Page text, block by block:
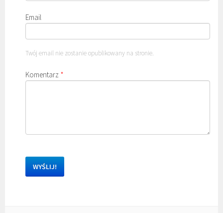
Email
Twój email nie zostanie opublikowany na stronie.
Komentarz *